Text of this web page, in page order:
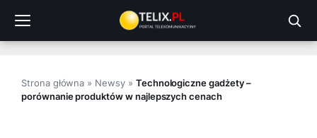
treści
Strona główna » Newsy» Technologiczne gadżety –
porównanie produktów w najlepszych cenach